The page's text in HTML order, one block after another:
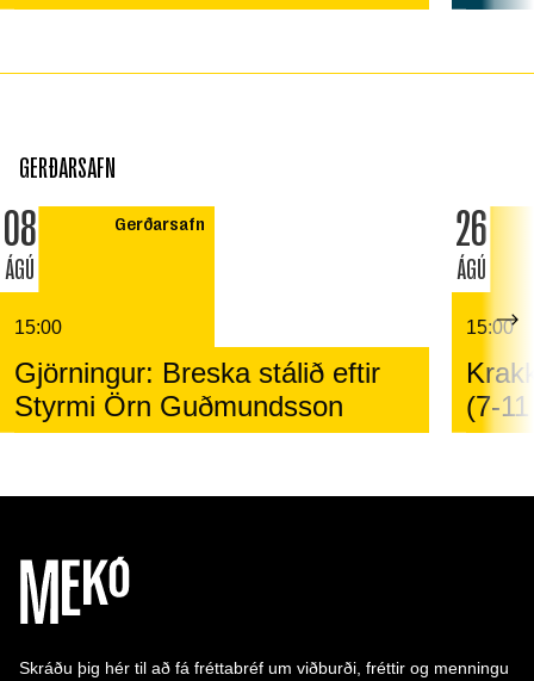
GERÐARSAFN
08
ÁGÚ
Gerðarsafn
15:00
Gjörningur: Breska stálið eftir
Styrmi Örn Guðmundsson
26
ÁGÚ
15:00
(7-
Skráðu þig hér til að fá fréttabréf um viðburði, fréttir og menningu